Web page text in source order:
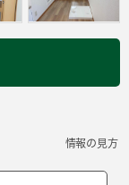
情報の見方